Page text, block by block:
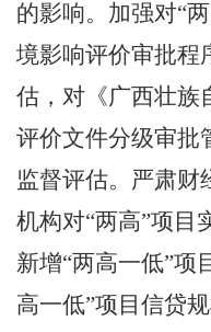
的影响。加强对“
境影响评价审批程
估，对《广西壮族
评价文件分级审批
监督评估。严肃财
机构对“两高”项目
新增“两高一低”项
高一低”项目信贷